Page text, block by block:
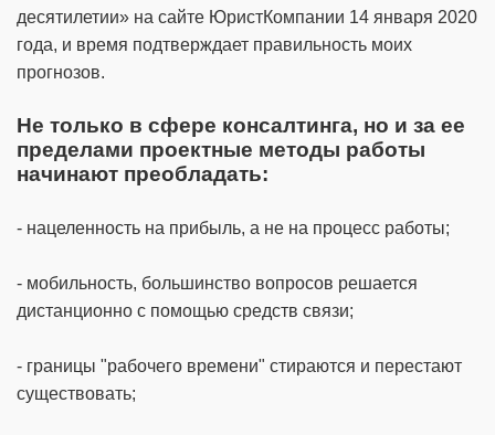
десятилетии» на сайте ЮристКомпании 14 января 2020
года, и время подтверждает правильность моих
прогнозов.
Не только в сфере консалтинга, но и за ее
пределами проектные методы работы
начинают преобладать:
- нацеленность на прибыль, а не на процесс работы;
- мобильность, большинство вопросов решается
дистанционно с помощью средств связи;
- границы "рабочего времени" стираются и перестают
существовать;